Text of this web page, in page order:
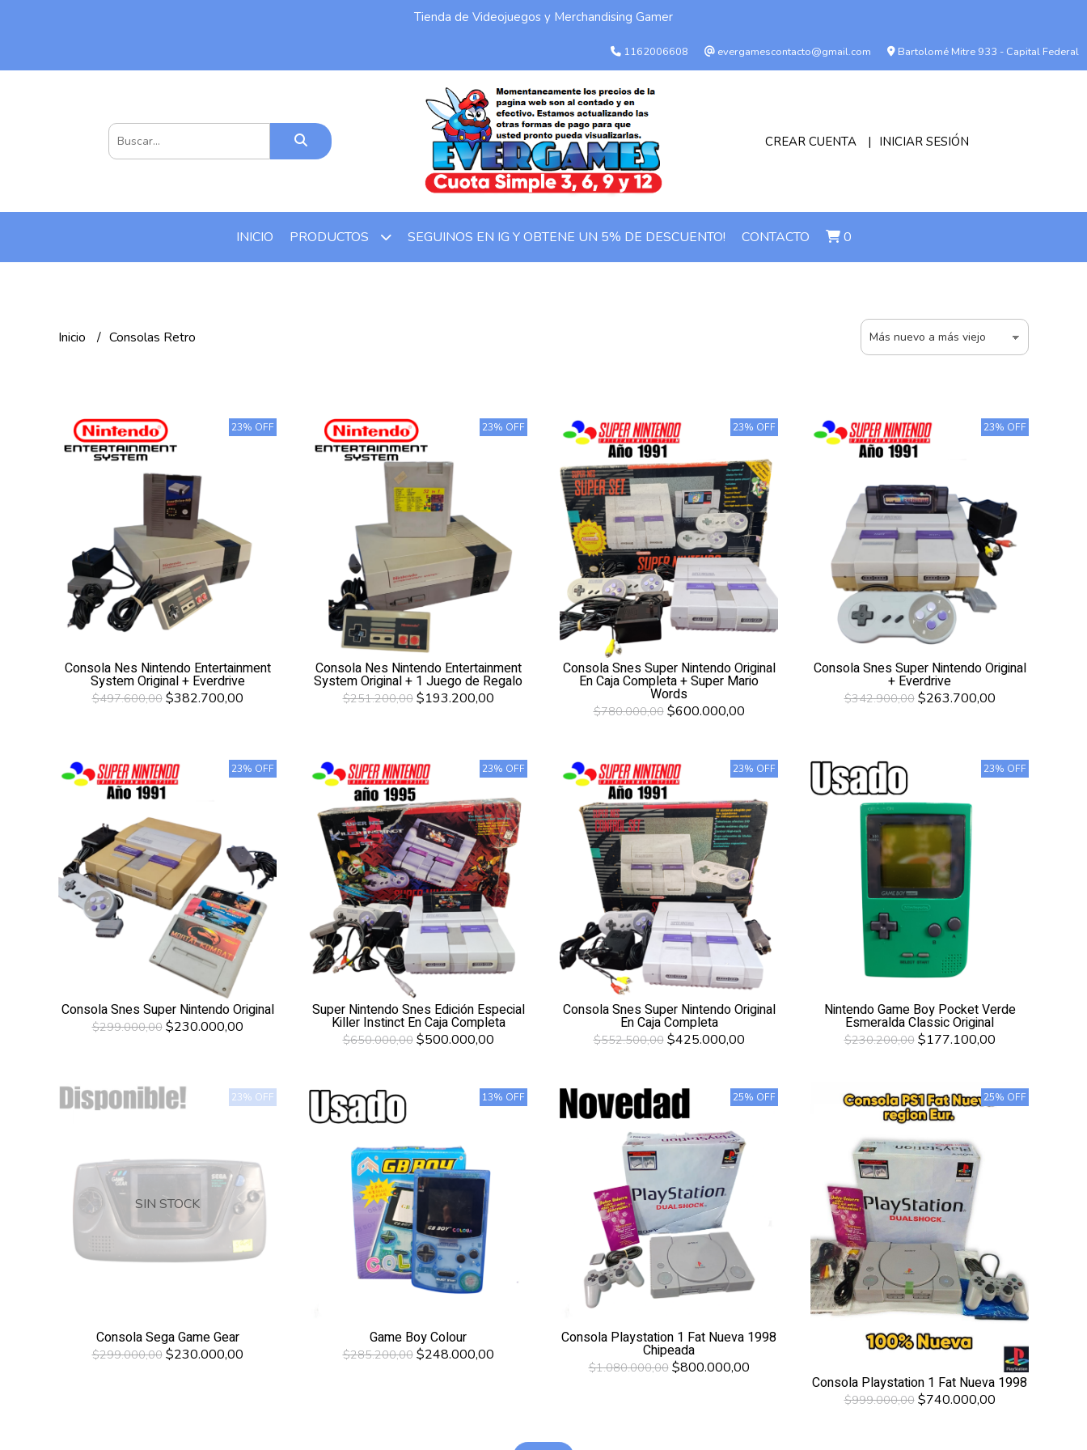
Tienda de Videojuegos y Merchandising Gamer
1162006608 evergamescontacto@gmail.com Bartolomé Mitre 933 - Capital Federal
CREAR CUENTA INICIAR SESIÓN
INICIO PRODUCTOS SEGUINOS EN IG Y OBTENE UN 5% DE DESCUENTO! CONTACTO 0
Inicio Consolas Retro
23% OFF
Consola Nes Nintendo Entertainment
System Original + Everdrive
$497.600,00$382.700,00
23% OFF
Consola Nes Nintendo Entertainment
System Original + 1 Juego de Regalo
$251.200,00$193.200,00
23% OFF
Consola Snes Super Nintendo Original
En Caja Completa + Super Mario
Words
$780.000,00$600.000,00
23% OFF
Consola Snes Super Nintendo Original
+ Everdrive
$342.900,00$263.700,00
23% OFF
Consola Snes Super Nintendo Original
$299.000,00$230.000,00
23% OFF
Super Nintendo Snes Edición Especial
Killer Instinct En Caja Completa
$650.000,00$500.000,00
23% OFF
Consola Snes Super Nintendo Original
En Caja Completa
$552.500,00$425.000,00
23% OFF
Nintendo Game Boy Pocket Verde
Esmeralda Classic Original
$230.200,00$177.100,00
23% OFF
SIN STOCK
Consola Sega Game Gear
$299.000,00$230.000,00
13% OFF
Game Boy Colour
$285.200,00$248.000,00
25% OFF
Consola Playstation 1 Fat Nueva 1998
Chipeada
$1.080.000,00$800.000,00
25% OFF
Consola Playstation 1 Fat Nueva 1998
$999.000,00$740.000,00